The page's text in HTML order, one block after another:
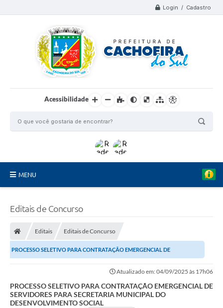
Login / Cadastro
Acessibilidade
MENU
Conselhos Municipais
Diário Oficial
Editais de Concurso
Editais Editais de Concurso
PROCESSO SELETIVO PARA CONTRATAÇÃO EMERGENCIAL DE
SERVIDORES PARA SECRETARIA MUNICIPAL DO DESENVOLVIMENTO...
Atualizado em: 04/09/2025 às 17h06
PROCESSO SELETIVO PARA CONTRATAÇÃO EMERGENCIAL DE
SERVIDORES PARA SECRETARIA MUNICIPAL DO
DESENVOLVIMENTO SOCIAL